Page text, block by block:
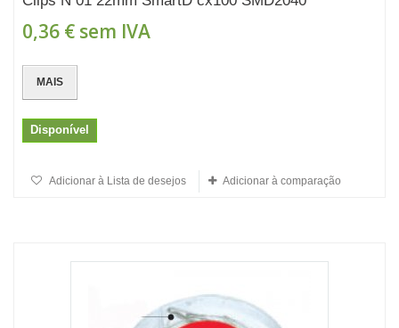
0,36 € sem IVA
MAIS
Disponível
Adicionar à Lista de desejos Adicionar à comparação